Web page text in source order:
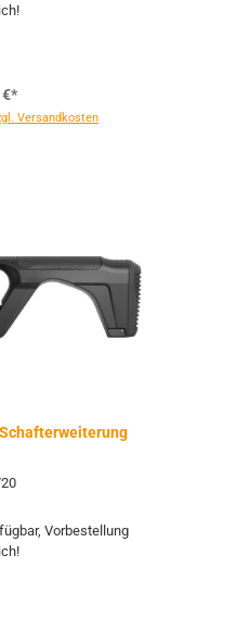
€*
Versandkosten
Vorbestellung